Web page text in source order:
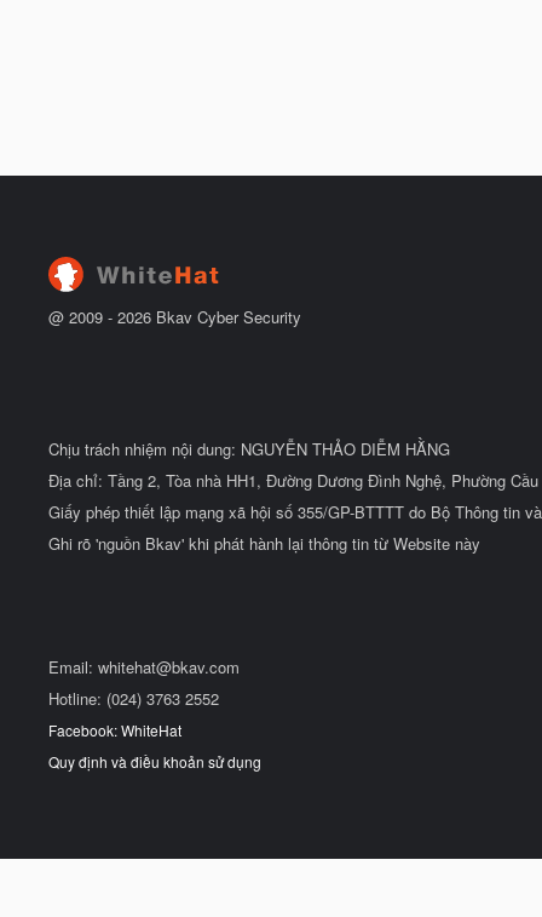
@ 2009 - 2026 Bkav Cyber Security
Chịu trách nhiệm nội dung: NGUYỄN THẢO DIỄM HẰNG
Địa chỉ: Tầng 2, Tòa nhà HH1, Đường Dương Đình Nghệ, Phường
Giấy phép thiết lập mạng xã hội số 355/GP-BTTTT do Bộ Thông tin
Ghi rõ 'nguồn Bkav' khi phát hành lại thông tin từ Website này
Email: whitehat@bkav.com
Hotline: (024) 3763 2552
Facebook: WhiteHat
Quy định và điều khoản sử dụng